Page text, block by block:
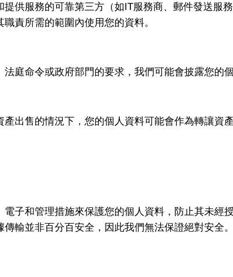
供服務的可靠第三方（如IT服務商、郵件發送服務
責所需的範圍內使用您的資料。
庭命令或政府部門的要求，我們可能會披露您的個
出售的情況下，您的個人資料可能會作為轉讓資產
子和管理措施來保護您的個人資料，防止其未經
輸並非百分百安全，因此我們無法保證絕對安全。